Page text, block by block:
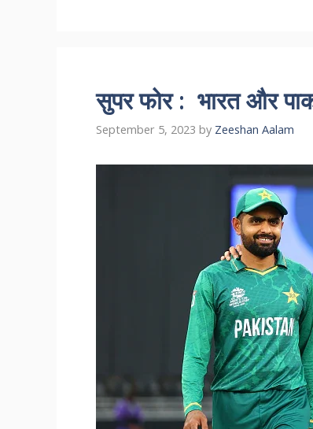
सुपर फोर : भारत और
September 5, 2023 by Zeeshan Aalam